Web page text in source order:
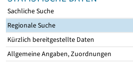
Sachliche Suche
Regionale Suche
Kürzlich bereitgestellte Daten
Allgemeine Angaben, Zuordnungen